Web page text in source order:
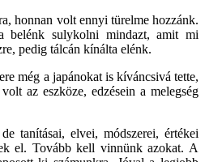
honnan volt ennyi türelme hozzánk.
belénk sulykolni mindazt, amit mi
pedig tálcán kínálta elénk.
még a japánokat is kíváncsivá tette,
az eszköze, edzésein a melegség
tanításai, elvei, módszerei, értékei
el. Tovább kell vinnünk azokat. A